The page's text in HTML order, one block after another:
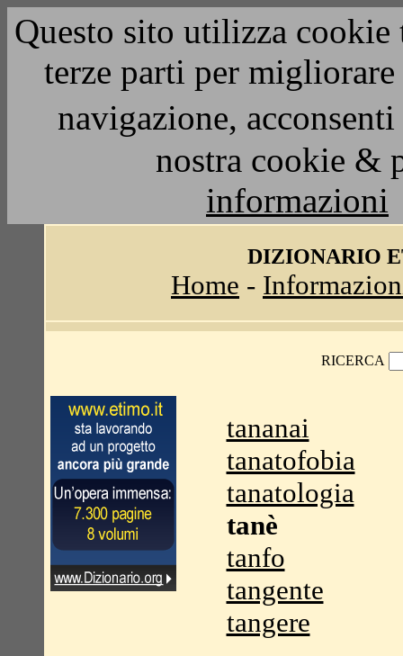
Questo sito utilizza
terze parti per
navigazione,
nostra cookie &
informazioni
DIZIONARIO
Home -
RICERCA
tananai
tanatofobia
tanatologia
tanè
tanfo
tangente
tangere